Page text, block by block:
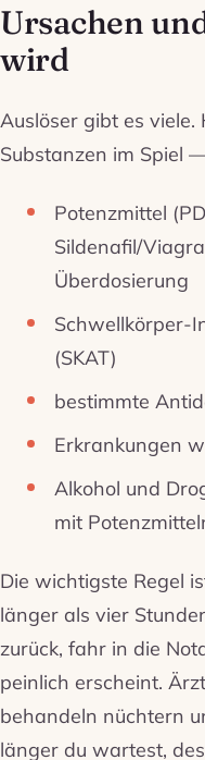
Ursachen
wird
Auslöser gibt es
Substanzen im Spiel
Potenzmittel
Sildenafil/
Überdosierung
Schwellkörper-
(SKAT)
bestimmte
Erkrankungen
Alkohol und
mit
Die wichtigste Regel
länger als vier
zurück, fahr in die
peinlich erscheint.
behandeln nüchtern
länger du wartest,